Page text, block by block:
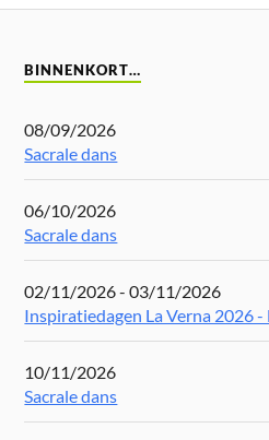
BINNENKORT…
08/09/2026
Sacrale dans
06/10/2026
Sacrale dans
02/11/2026 - 03/11/2026
Inspiratiedagen La Verna 2026
10/11/2026
Sacrale dans